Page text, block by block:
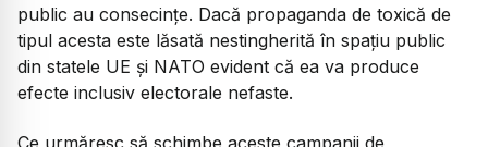
public au consecințe. Dacă propaganda de toxică de
tipul acesta este lăsată nestingherită în spațiu public
din statele UE și NATO evident că ea va produce
efecte inclusiv electorale nefaste.